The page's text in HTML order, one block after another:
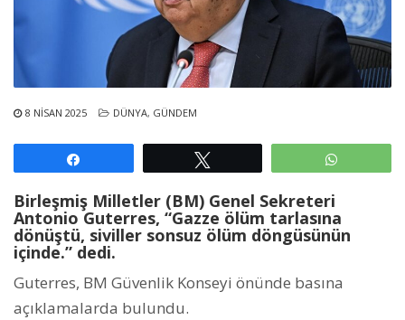
8 NISAN 2025 DÜNYA, GÜNDEM
Birleşmiş Milletler (BM) Genel Sekreteri
Antonio Guterres, “Gazze ölüm tarlasına
dönüştü, siviller sonsuz ölüm döngüsünün
içinde.” dedi.
Guterres, BM Güvenlik Konseyi önünde basına
açıklamalarda bulundu.